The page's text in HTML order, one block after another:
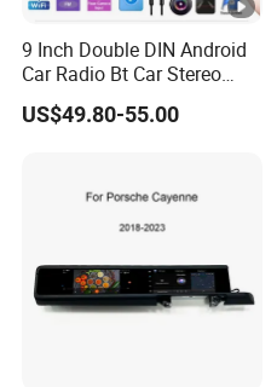
9 Inch Double DIN Android
Car Radio Bt Car Stereo
GPS Navigation FM USB
Auto Radio
US$49.80-55.00